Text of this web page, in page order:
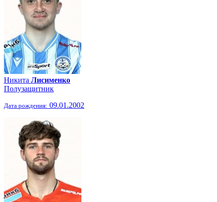
Никита Лисименко
Полузащитник
Дата рождения: 09.01.2002